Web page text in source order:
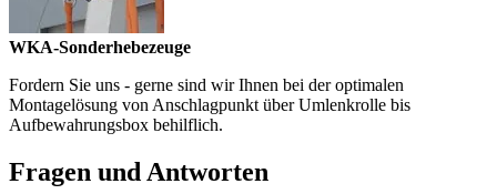
WKA-Sonderhebezeuge
Fordern Sie uns - gerne sind wir Ihnen bei der optimalen
Montagelösung von Anschlagpunkt über Umlenkrolle bis
Aufbewahrungsbox behilflich.
Fragen und Antworten